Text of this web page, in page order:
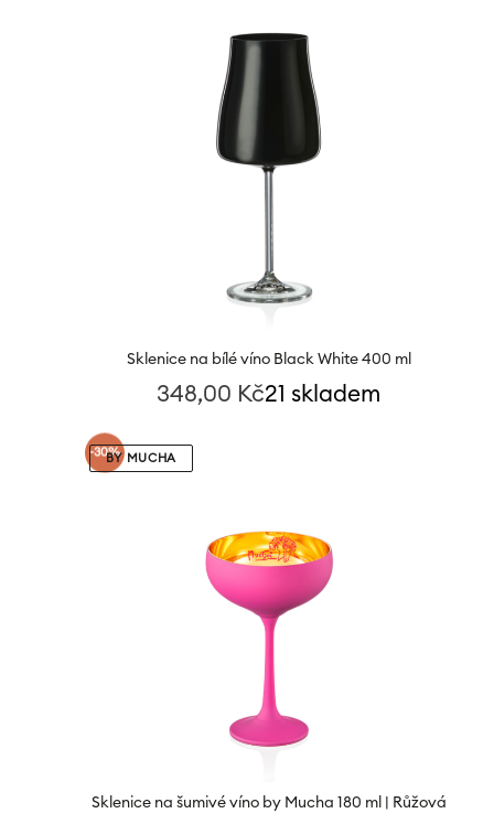
Sklenice na bílé víno Black White 400 ml
348,00 Kč21 skladem
Sklenice na šumivé víno by Mucha 180 ml | Růžová
BY MUCHA
-30%